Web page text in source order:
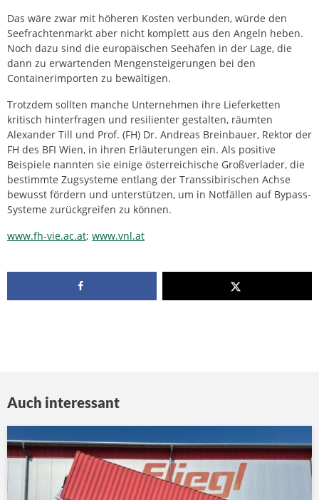
Das wäre zwar mit höheren Kosten verbunden, würde den
Seefrachtenmarkt aber nicht komplett aus den Angeln heben.
Noch dazu sind die europäischen Seehäfen in der Lage, die
dann zu erwartenden Mengensteigerungen bei den
Containerimporten zu bewältigen.
Trotzdem sollten manche Unternehmen ihre Lieferketten
kritisch hinterfragen und resilienter gestalten, räumten
Alexander Till und Prof. (FH) Dr. Andreas Breinbauer, Rektor der
FH des BFI Wien, in ihren Erläuterungen ein. Als positive
Beispiele nannten sie einige österreichische Großverlader, die
bestimmte Zugsysteme entlang der Transsibirischen Achse
bewusst fördern und unterstützen, um in Notfällen auf Bypass-
Systeme zurückgreifen zu können.
www.fh-vie.ac.at; www.vnl.at
Auch interessant